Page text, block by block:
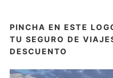
PINCHA EN ESTE
TU SEGURO DE
DESCUENTO